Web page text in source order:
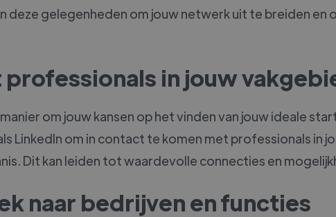
deze gelegenheden om jouw netwerk uit te breiden
in jouw
om jouw kansen op het vinden van jouw ideale
LinkedIn om in contact te komen met professionals in
Dit kan leiden tot waardevolle connecties en
naar bedrijven en functies